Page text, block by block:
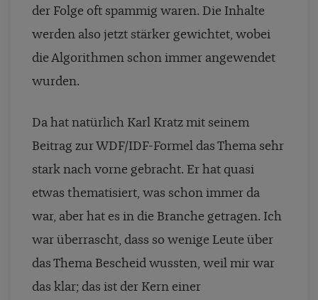
der Folge oft spammig waren. Die Inhalte
werden also jetzt stärker gewichtet, wobei
die Algorithmen schon immer angewendet
wurden.
Da hat natürlich Karl Kratz mit seinem
Beitrag zur WDF/IDF-Formel das Thema sehr
stark nach vorne gebracht. Er hat quasi
etwas thematisiert, was schon immer da
war, aber hat es in die Branche getragen. Ich
war überrascht, dass so wenige Leute über
das Thema Bescheid wussten, weil mir war
das klar; das ist der Kern einer